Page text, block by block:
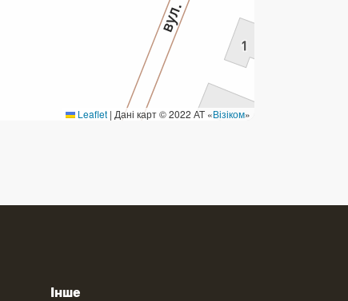
Leaflet | Дані карт © 2022 АТ «Візіком»
Інше